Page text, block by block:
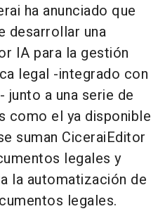
ha anunciado que
desarrollar una
IA para la gestión
legal -integrado con
a una serie de
como el ya disponible
suman CiceraiEditor
legales y
la automatización de
legales.